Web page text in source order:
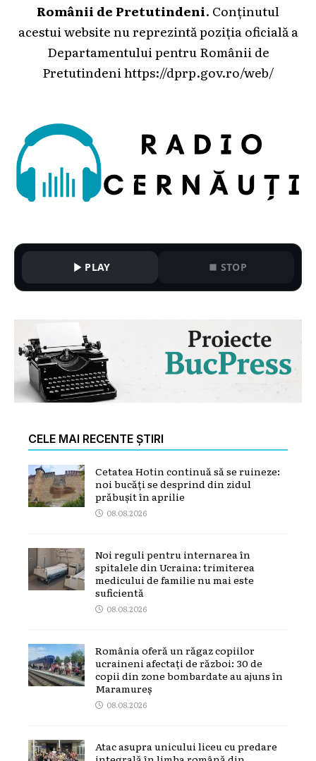
Românii de Pretutindeni. Conținutul
acestui website nu reprezintă poziția oficială a
Departamentului pentru Românii de
Pretutindeni https://dprp.gov.ro/web/
PLAY STOP
CELE MAI RECENTE ȘTIRI
Cetatea Hotin continuă să se ruineze:
noi bucăți se desprind din zidul
prăbușit în aprilie
08.08.2026
Noi reguli pentru internarea în
spitalele din Ucraina: trimiterea
medicului de familie nu mai este
suficientă
08.08.2026
România oferă un răgaz copiilor
ucraineni afectați de război: 30 de
copii din zone bombardate au ajuns în
Maramureș
08.08.2026
Atac asupra unicului liceu cu predare